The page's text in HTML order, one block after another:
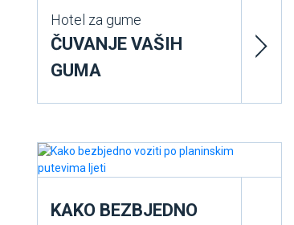
Hotel za gume
ČUVANJE VAŠIH
GUMA
KAKO BEZBJEDNO